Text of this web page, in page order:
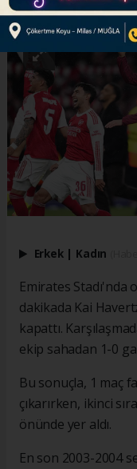
Erkek | Kadın
Emirates Stadı'nda
dakikada Kai
kapattı.
ekip sahadan 1-0
Bu sonuçla, 1 maç
çıkarırken, ikinci
önünde yer aldı.
En son 2003-2004